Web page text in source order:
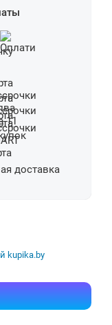
11
доставка